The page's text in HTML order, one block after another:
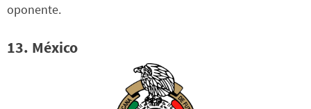
oponente.
13. México